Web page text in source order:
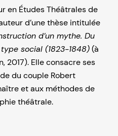
en Études Théâtrales de
d’une thèse intitulée
d’un mythe. Du
social (1823-1848)(à
2017). Elle consacre ses
du couple Robert
et aux méthodes de
théâtrale.